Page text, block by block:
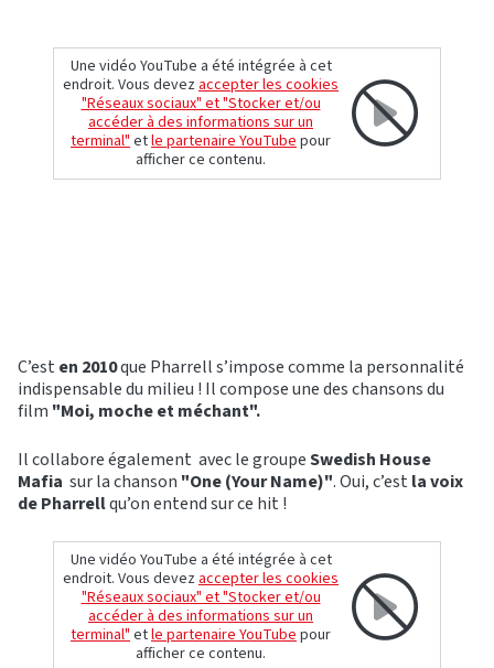
Une vidéo YouTube a été intégrée à cet
endroit. Vous devez accepter les cookies
"Réseaux sociaux" et "Stocker et/ou
accéder à des informations sur un
terminal" etle partenaire YouTube pour
afficher ce contenu.
C’est en 2010que Pharrell s’impose comme la personnalité
indispensable du milieu ! Il compose une des chansons du
film "Moi, moche et méchant".
Il collabore également avec le groupeSwedish House
Mafia sur la chanson "One (Your Name)". Oui, c’est la voix
de Pharrellqu’on entend sur ce hit !
Une vidéo YouTube a été intégrée à cet
endroit. Vous devezaccepter les cookies
"Réseaux sociaux" et "Stocker et/ou
accéder à des informations sur un
terminal"etle partenaire YouTubepour
afficher ce contenu.